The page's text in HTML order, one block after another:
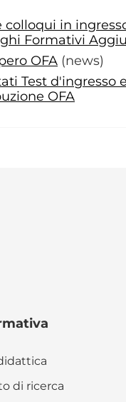
colloqui in
Formativi
OFA (news)
Test d'ingresso e
OFA
di ricerca